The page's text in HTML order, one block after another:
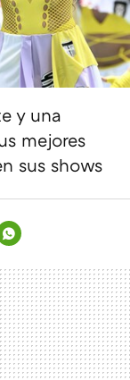
y una
mejores
sus shows